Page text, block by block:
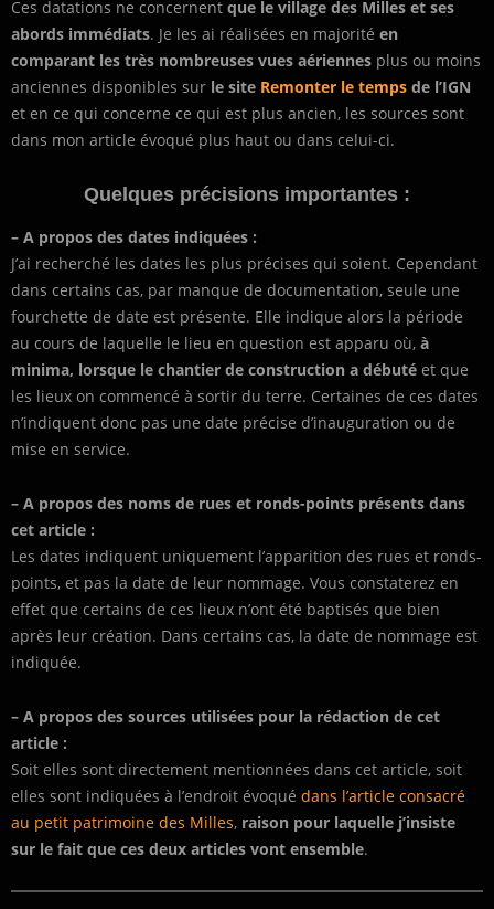
Ces datations ne concernent que le village des Milles et ses
abords immédiats. Je les ai réalisées en majorité en
comparant les très nombreuses vues aériennes plus ou moins
anciennes disponibles sur le site Remonter le temps de l’IGN
et en ce qui concerne ce qui est plus ancien, les sources sont
dans mon article évoqué plus haut ou dans celui-ci.
Quelques précisions importantes :
– A propos des dates indiquées :
J’ai recherché les dates les plus précises qui soient. Cependant
dans certains cas, par manque de documentation, seule une
fourchette de date est présente. Elle indique alors la période
au cours de laquelle le lieu en question est apparu où, à
minima, lorsque le chantier de construction a débuté et que
les lieux on commencé à sortir du terre. Certaines de ces dates
n’indiquent donc pas une date précise d’inauguration ou de
mise en service.
– A propos des noms de rues et ronds-points présents dans
cet article :
Les dates indiquent uniquement l’apparition des rues et ronds-
points, et pas la date de leur nommage. Vous constaterez en
effet que certains de ces lieux n’ont été baptisés que bien
après leur création. Dans certains cas, la date de nommage est
indiquée.
– A propos des sources utilisées pour la rédaction de cet
article :
Soit elles sont directement mentionnées dans cet article, soit
elles sont indiquées à l’endroit évoqué dans l’article consacré
au petit patrimoine des Milles, raison pour laquelle j’insiste
sur le fait que ces deux articles vont ensemble.